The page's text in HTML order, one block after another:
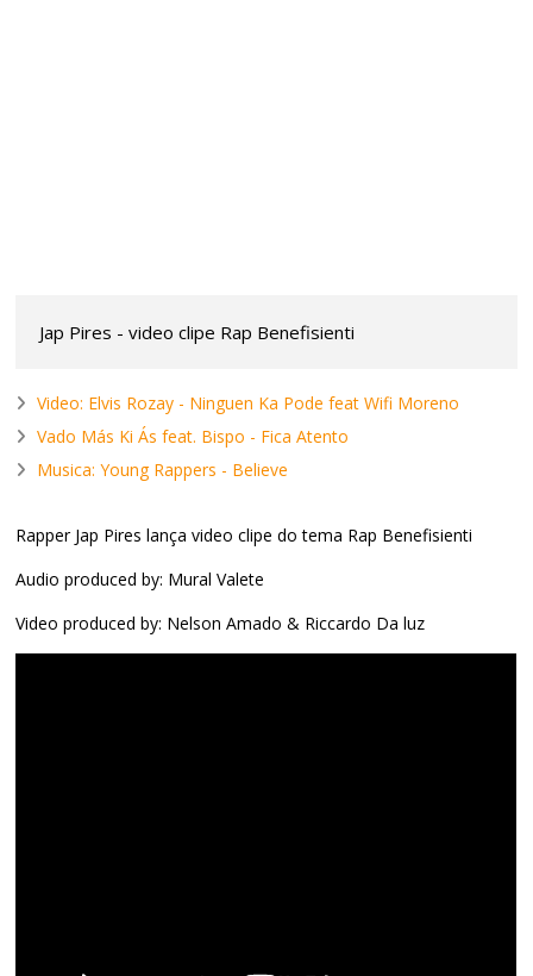
Jap Pires - video clipe Rap Benefisienti
Video: Elvis Rozay - Ninguen Ka Pode feat Wifi Moreno
Vado Más Ki Ás feat. Bispo - Fica Atento
Musica: Young Rappers - Believe
Rapper Jap Pires lança video clipe do tema Rap Benefisienti
Audio produced by: Mural Valete
Video produced by: Nelson Amado & Riccardo Da luz